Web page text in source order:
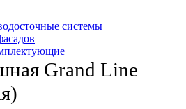
системы
Grand Line